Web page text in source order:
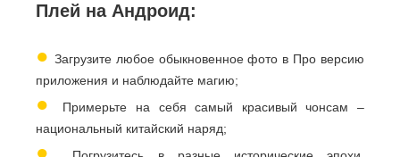
Плей на Андроид:
● Загрузите любое обыкновенное фото в Про версию
приложения и наблюдайте магию;
●
Примерьте на себя самый красивый чонсам –
национальный китайский наряд;
●